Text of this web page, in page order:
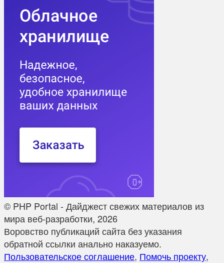
© PHP Portal - Дайджест свежих материалов из
мира веб-разработки, 2026
Воровство публикаций сайта без указания
обратной ссылки анально наказуемо.
Пользовательское соглашение, Помочь проекту,